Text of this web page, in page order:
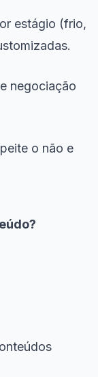
estágio (frio,
negociação
o não e